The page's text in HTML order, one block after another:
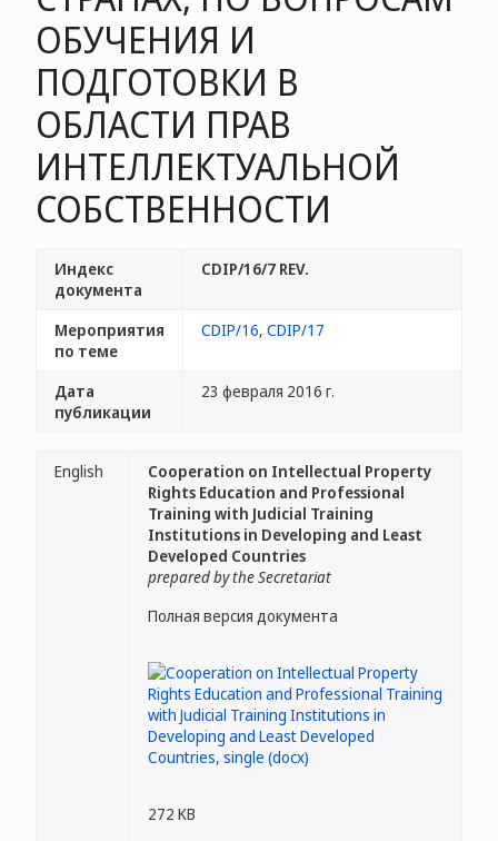
ОБУЧЕНИЯ И
ПОДГОТОВКИ В
ОБЛАСТИ ПРАВ
ИНТЕЛЛЕКТУАЛЬНОЙ
СОБСТВЕННОСТИ
Индекс
документа
CDIP/16/7 REV.
Мероприятия
по теме
CDIP/16, CDIP/17
Дата
публикации
23 февраля 2016 г.
English
Cooperation on Intellectual Property
Rights Education and Professional
Training with Judicial Training
Institutions in Developing and Least
Developed Countries
prepared by the Secretariat
Полная версия документа
272 KB